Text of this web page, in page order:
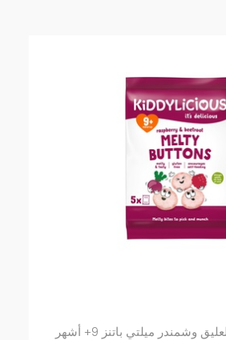
كيديليشس توت العليق وشمندر ميلتي باتنز 9+ أشهر